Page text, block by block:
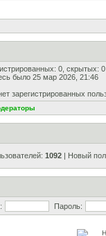
0, скрытых:
было 25 мар 2026, 21:46
зарегистрированных
1092 | Новый
Пароль: